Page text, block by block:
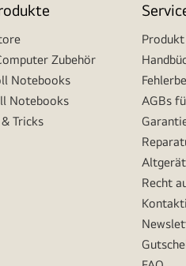
Zubehör
Notebooks
Notebooks
Tricks
AGBs
Recht